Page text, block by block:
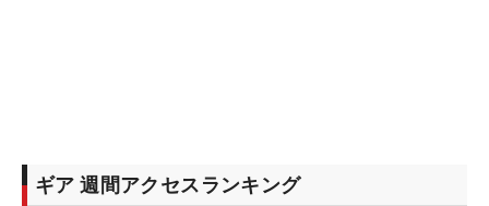
ギア 週間アクセスランキング